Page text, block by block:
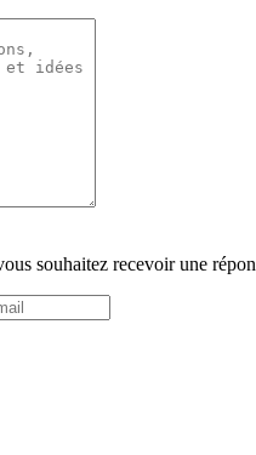
souhaitez recevoir une